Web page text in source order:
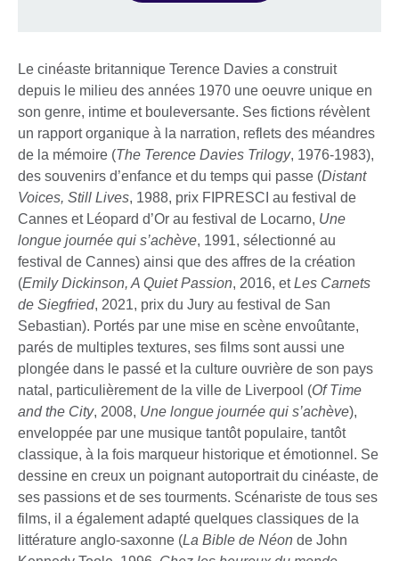
Le cinéaste britannique Terence Davies a construit
depuis le milieu des années 1970 une oeuvre unique en
son genre, intime et bouleversante. Ses fictions révèlent
un rapport organique à la narration, reflets des méandres
de la mémoire (The Terence Davies Trilogy, 1976-1983),
des souvenirs d’enfance et du temps qui passe (Distant
Voices, Still Lives, 1988, prix FIPRESCI au festival de
Cannes et Léopard d’Or au festival de Locarno, Une
longue journée qui s’achève, 1991, sélectionné au
festival de Cannes) ainsi que des affres de la création
(Emily Dickinson, A Quiet Passion, 2016, etLes Carnets
de Siegfried, 2021, prix du Jury au festival de San
Sebastian). Portés par une mise en scène envoûtante,
parés de multiples textures, ses films sont aussi une
plongée dans le passé et la culture ouvrière de son pays
natal, particulièrement de la ville de Liverpool (Of Time
and the City, 2008, Une longue journée qui s’achève),
enveloppée par une musique tantôt populaire, tantôt
classique, à la fois marqueur historique et émotionnel. Se
dessine en creux un poignant autoportrait du cinéaste, de
ses passions et de ses tourments. Scénariste de tous ses
films, il a également adapté quelques classiques de la
littérature anglo-saxonne (La Bible de Néon de John